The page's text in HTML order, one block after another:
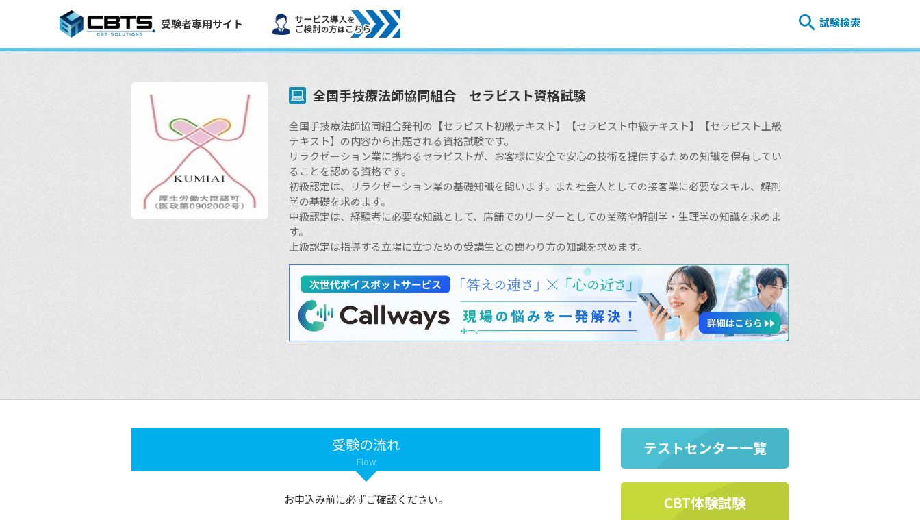
受験者専用サイト 試験検索
全国手技療法師協同組合 セラピスト資格試験
全国手技療法師協同組合発刊の【セラピスト初級テキスト】【セラピスト中級テキスト】【セラピスト上級
テキスト】の内容から出題される資格試験です。
リラクゼーション業に携わるセラピストが、お客様に安全で安心の技術を提供するための知識を保有してい
ることを認める資格です。
初級認定は、リラクゼーション業の基礎知識を問います。また社会人としての接客業に必要なスキル、解剖
学の基礎を求めます。
中級認定は、経験者に必要な知識として、店舗でのリーダーとしての業務や解剖学・生理学の知識を求めま
す。
上級認定は指導する立場に立つための受講生との関わり方の知識を求めます。
受験の流れ
Flow
お申込み前に必ずご確認ください。
テストセンター一覧
CBT体験試験